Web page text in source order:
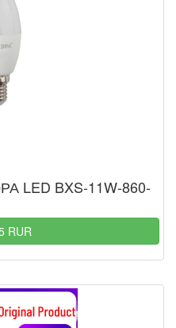
LED BXS-11W-860-
RUR